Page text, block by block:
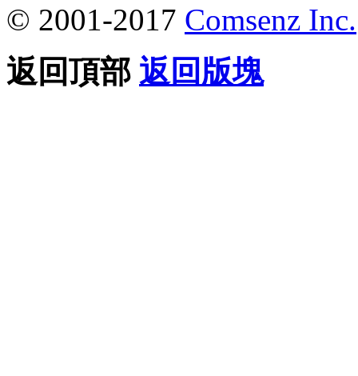
© 2001-2017 Comsenz Inc.
返回頂部 返回版塊